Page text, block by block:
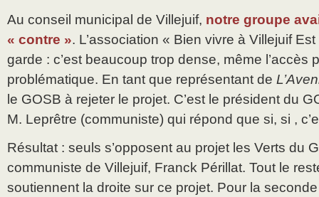
Au conseil municipal de Villejuif, notre groupe
« contre ». L’association « Bien vivre à Villejuif
garde : c’est beaucoup trop dense, même l’accès
problématique. En tant que représentant de
le GOSB à rejeter le projet. C’est le président du
M. Leprêtre (communiste) qui répond que si, si ,
Résultat : seuls s’opposent au projet les Verts du
communiste de Villejuif, Franck Périllat. Tout le
soutiennent la droite sur ce projet. Pour la